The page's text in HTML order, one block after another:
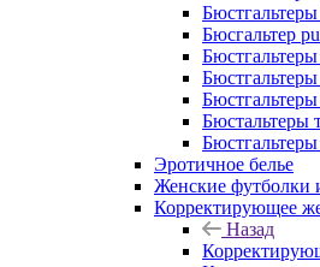
Бюсгальтер
Бюстальтеры
Эротичное белье
Женские футболки
Корректирующее
Назад